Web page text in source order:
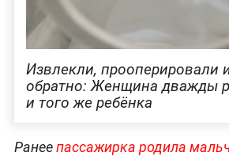
Извлекли, прооперировали
обратно: Женщина дважды
и того же ребёнка
Ранеепассажирка родила